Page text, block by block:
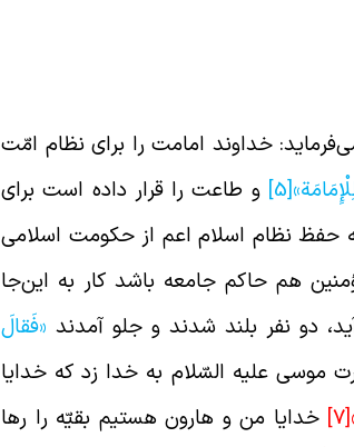
پایان می‌فرماید: خداوند امامت را برای نظام امّت
[5]
و طاعت را قرار داده است برای
حفظ نظام اسلام اعم از حکومت اسلامی
هم حاکم جامعه باشد کار به این‌جا
دو نفر بلند شدند و جلو آمدند «فَقالَ
علیه السّلام به خدا زد که خدایا
[7]
خدایا من و هارون هستیم بقیّه را رها